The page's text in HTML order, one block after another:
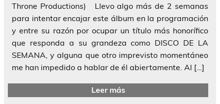
Throne Productions) Llevo algo más de 2 semanas
para intentar encajar este álbum en la programación
y entre su razón por ocupar un título más honorífico
que responda a su grandeza como DISCO DE LA
SEMANA, y alguna que otro imprevisto momentáneo
me han impedido a hablar de él abiertamente. Al […]
Leer más